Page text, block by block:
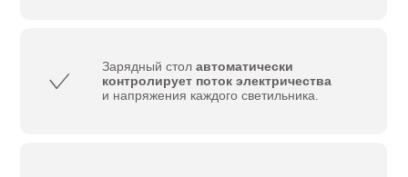
Зарядный стол автоматически
контролирует поток электричества
и напряжения каждого светильника.